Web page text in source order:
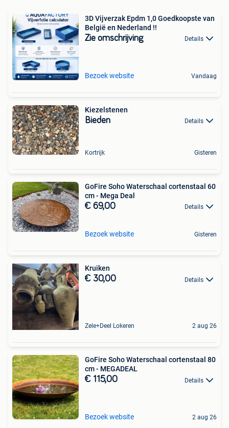
3D Vijverzak Epdm 1,0 Goedkoopste van
België en Nederland !!
Zie omschrijving Details
Bezoek website Vandaag
Kiezelstenen
Bieden Details
Kortrijk Gisteren
GoFire Soho Waterschaal cortenstaal 60
cm - Mega Deal
€ 69,00 Details
Bezoek website Gisteren
Kruiken
€ 30,00 Details
Zele+Deel Lokeren 2 aug 26
GoFire Soho Waterschaal cortenstaal 80
cm - MEGADEAL
€ 115,00 Details
Bezoek website 2 aug 26